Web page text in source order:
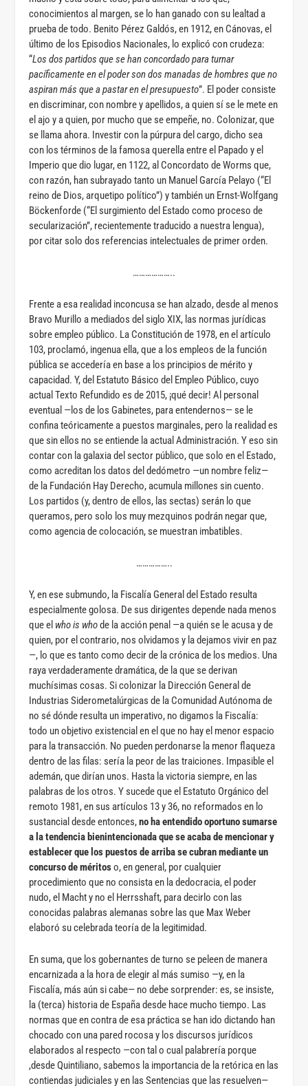
conocimientos al margen, se lo han ganado con su lealtad a
prueba de todo. Benito Pérez Galdós, en 1912, en Cánovas, el
último de los Episodios Nacionales, lo explicó con crudeza:
“Los dos partidos que se han concordado para turnar
pacíficamente en el poder son dos manadas de hombres que no
aspiran más que a pastar en el presupuesto”. El poder consiste
en discriminar, con nombre y apellidos, a quien sí se le mete en
el ajo y a quien, por mucho que se empeñe, no. Colonizar, que
se llama ahora. Investir con la púrpura del cargo, dicho sea
con los términos de la famosa querella entre el Papado y el
Imperio que dio lugar, en 1122, al Concordato de Worms que,
con razón, han subrayado tanto un Manuel García Pelayo (“El
reino de Dios, arquetipo político”) y también un Ernst-Wolfgang
Böckenforde (“El surgimiento del Estado como proceso de
secularización”, recientemente traducido a nuestra lengua),
por citar solo dos referencias intelectuales de primer orden.
………………..
Frente a esa realidad inconcusa se han alzado, desde al menos
Bravo Murillo a mediados del siglo XIX, las normas jurídicas
sobre empleo público. La Constitución de 1978, en el artículo
103, proclamó, ingenua ella, que a los empleos de la función
pública se accedería en base a los principios de mérito y
capacidad. Y, del Estatuto Básico del Empleo Público, cuyo
actual Texto Refundido es de 2015, ¡qué decir! Al personal
eventual —los de los Gabinetes, para entendernos— se le
confina teóricamente a puestos marginales, pero la realidad es
que sin ellos no se entiende la actual Administración. Y eso sin
contar con la galaxia del sector público, que solo en el Estado,
como acreditan los datos del dedómetro —un nombre feliz—
de la Fundación Hay Derecho, acumula millones sin cuento.
Los partidos (y, dentro de ellos, las sectas) serán lo que
queramos, pero solo los muy mezquinos podrán negar que,
como agencia de colocación, se muestran imbatibles.
……………..
Y, en ese submundo, la Fiscalía General del Estado resulta
especialmente golosa. De sus dirigentes depende nada menos
que el who is whode la acción penal —a quién se le acusa y de
quien, por el contrario, nos olvidamos y la dejamos vivir en paz
—, lo que es tanto como decir de la crónica de los medios. Una
raya verdaderamente dramática, de la que se derivan
muchísimas cosas. Si colonizar la Dirección General de
Industrias Siderometalúrgicas de la Comunidad Autónoma de
no sé dónde resulta un imperativo, no digamos la Fiscalía:
todo un objetivo existencial en el que no hay el menor espacio
para la transacción. No pueden perdonarse la menor flaqueza
dentro de las filas: sería la peor de las traiciones. Impasible el
ademán, que dirían unos. Hasta la victoria siempre, en las
palabras de los otros. Y sucede que el Estatuto Orgánico del
remoto 1981, en sus artículos 13 y 36, no reformados en lo
sustancial desde entonces,no ha entendido oportuno sumarse
a la tendencia bienintencionada que se acaba de mencionar y
establecer que los puestos de arriba se cubran mediante un
concurso de méritoso, en general, por cualquier
procedimiento que no consista en la dedocracia, el poder
nudo, el Macht y no el Herrsshaft, para decirlo con las
conocidas palabras alemanas sobre las que Max Weber
elaboró su celebrada teoría de la legitimidad.
En suma, que los gobernantes de turno se peleen de manera
encarnizada a la hora de elegir al más sumiso —y, en la
Fiscalía, más aún si cabe— no debe sorprender: es, se insiste,
la (terca) historia de España desde hace mucho tiempo. Las
normas que en contra de esa práctica se han ido dictando han
chocado con una pared rocosa y los discursos jurídicos
elaborados al respecto —con tal o cual palabrería porque
,desde Quintiliano, sabemos la importancia de la retórica en las
contiendas judiciales y en las Sentencias que las resuelven—